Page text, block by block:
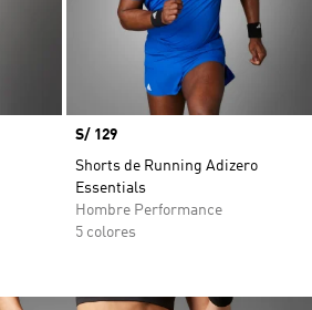
Precio
S/ 129
Shorts de Running Adizero
Essentials
Hombre Performance
5 colores